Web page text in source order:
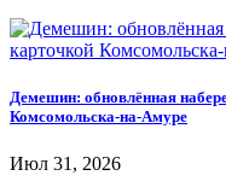
Демешин: обновлённая
Комсомольска-на-Амуре
Июл 31, 2026